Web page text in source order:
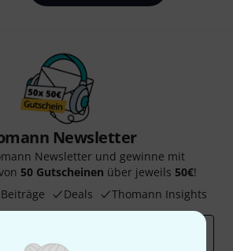
Newsletter
Newsletter und gewinne mit
50 Gutscheinen über jeweils 50€!
Deals Thomann Insights